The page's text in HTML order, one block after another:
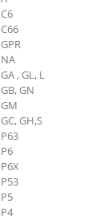
C6
C66
GPR
NA
GA , GL, L
GB, GN
GM
GC, GH,S
P63
P6
P6X
P53
P5
P4